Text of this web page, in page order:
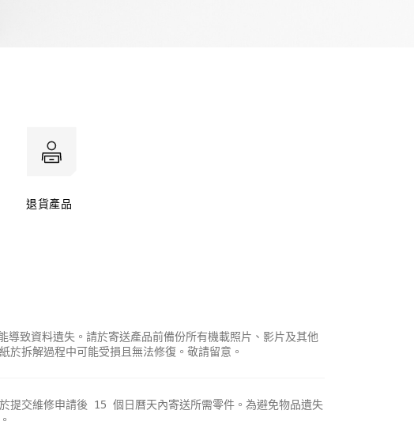
退貨產品
資料遺失。請於寄送產品前備份所有機載照片、影片及其他
於拆解過程中可能受損且無法修復。敬請留意。
提交維修申請後 15 個日曆天內寄送所需零件。為避免物品遺失